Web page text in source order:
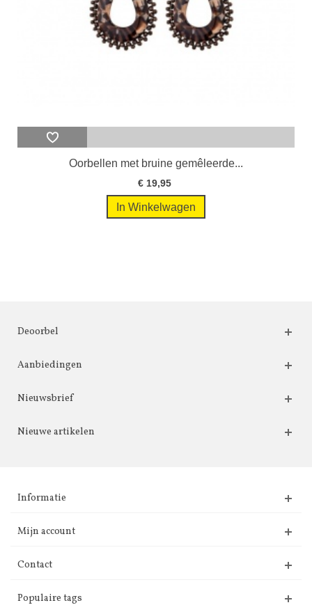
Oorbellen met bruine gemêleerde...
€ 19,95
In Winkelwagen
Deoorbel
Aanbiedingen
Nieuwsbrief
Nieuwe artikelen
Informatie
Mijn account
Contact
Populaire tags